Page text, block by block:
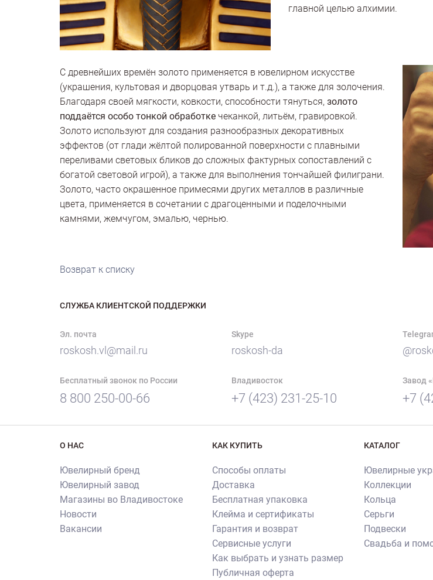
главной целью алхимии.
С древнейших времён золото применяется в ювелирном искусстве
(украшения, культовая и дворцовая утварь и т.д.), а также для золочения.
Благодаря своей мягкости, ковкости, способности тянуться, золото
поддаётся особо тонкой обработке чеканкой, литьём, гравировкой.
Золото используют для создания разнообразных декоративных
эффектов (от глади жёлтой полированной поверхности с плавными
переливами световых бликов до сложных фактурных сопоставлений с
богатой световой игрой), а также для выполнения тончайшей филиграни.
Золото, часто окрашенное примесями других металлов в различные
цвета, применяется в сочетании с драгоценными и поделочными
камнями, жемчугом, эмалью, чернью.
Возврат к списку
СЛУЖБА КЛИЕНТСКОЙ ПОДДЕРЖКИ
Эл. почта
roskosh.vl@mail.ru
Skype
roskosh-da
Бесплатный звонок по России
8 800 250-00-66
Владивосток
+7 (423) 231-25-10
Завод
+7
О НАС
Ювелирный бренд
Ювелирный завод
Магазины во Владивостоке
Новости
Вакансии
КАК КУПИТЬ
Способы оплаты
Доставка
Бесплатная упаковка
Клейма и сертификаты
Гарантия и возврат
Сервисные услуги
Как выбрать и узнать размер
Публичная оферта
КАТАЛОГ
Ювелирные
Коллекции
Кольца
Серьги
Подвески
Свадьба и